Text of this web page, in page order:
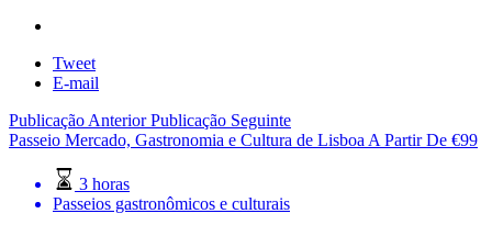
Tweet
E-mail
Publicação AnteriorPublicação Seguinte
Passeio Mercado, Gastronomia e Cultura de LisboaA Partir De €99
3 horas
Passeios gastronômicos e culturais